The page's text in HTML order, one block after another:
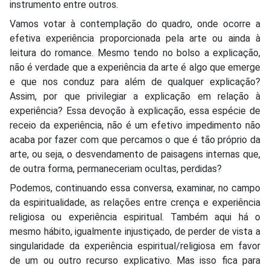
instrumento entre outros.
Vamos votar à contemplação do quadro, onde ocorre a
efetiva experiência proporcionada pela arte ou ainda à
leitura do romance. Mesmo tendo no bolso a explicação,
não é verdade que a experiência da arte é algo que emerge
e que nos conduz para além de qualquer explicação?
Assim, por que privilegiar a explicação em relação à
experiência? Essa devoção à explicação, essa espécie de
receio da experiência, não é um efetivo impedimento não
acaba por fazer com que percamos o que é tão próprio da
arte, ou seja, o desvendamento de paisagens internas que,
de outra forma, permaneceriam ocultas, perdidas?
Podemos, continuando essa conversa, examinar, no campo
da espiritualidade, as relações entre crença e experiência
religiosa ou experiência espiritual. Também aqui há o
mesmo hábito, igualmente injustiçado, de perder de vista a
singularidade da experiência espiritual/religiosa em favor
de um ou outro recurso explicativo. Mas isso fica para